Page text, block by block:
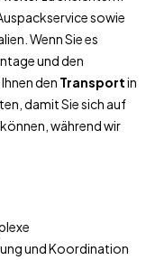
sowie
Wenn Sie es
und den
den Transportin
damit Sie sich auf
während wir
und Koordination